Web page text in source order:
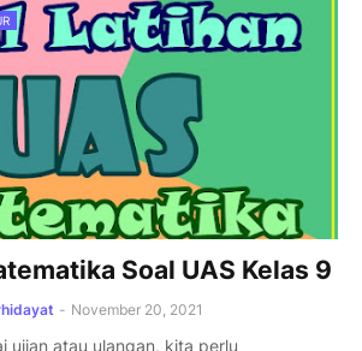
Soal UAS Kelas 9
- November 20, 2021
ujian atau ulangan, kita perlu